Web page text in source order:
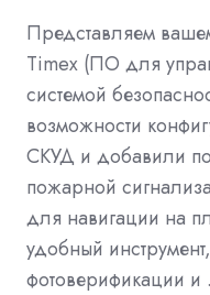
Представляем
Timex (ПО для
системой
возможности
СКУД и добавили
пожарной
для навигации на
удобный
фотоверификации